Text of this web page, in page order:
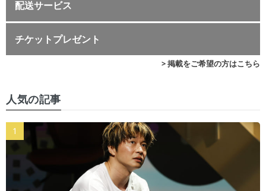
配送サービス
チケットプレゼント
> 掲載をご希望の方はこちら
人気の記事